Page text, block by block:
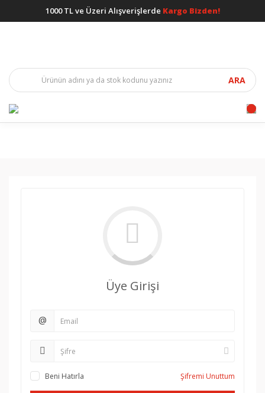
1000 TL ve Üzeri Alışverişlerde Kargo Bizden!
ARA
Üye Girişi
@
Beni Hatırla Şifremi Unuttum